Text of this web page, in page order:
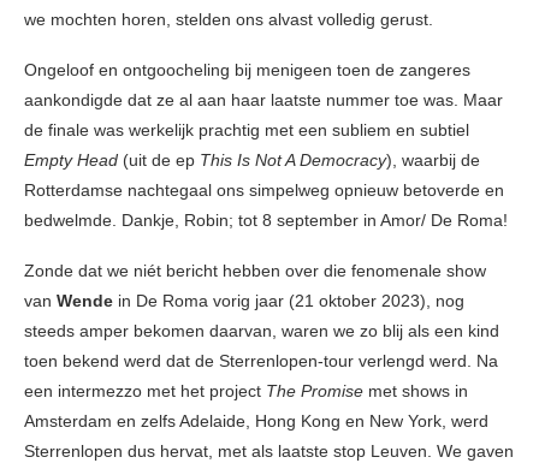
we mochten horen, stelden ons alvast volledig gerust.
Ongeloof en ontgoocheling bij menigeen toen de zangeres
aankondigde dat ze al aan haar laatste nummer toe was. Maar
de finale was werkelijk prachtig met een subliem en subtiel
Empty Head (uit de ep This Is Not A Democracy), waarbij de
Rotterdamse nachtegaal ons simpelweg opnieuw betoverde en
bedwelmde. Dankje, Robin; tot 8 september in Amor/ De Roma!
Zonde dat we niét bericht hebben over die fenomenale show
van Wende in De Roma vorig jaar (21 oktober 2023), nog
steeds amper bekomen daarvan, waren we zo blij als een kind
toen bekend werd dat de Sterrenlopen-tour verlengd werd. Na
een intermezzo met het project The Promise met shows in
Amsterdam en zelfs Adelaide, Hong Kong en New York, werd
Sterrenlopen dus hervat, met als laatste stop Leuven. We gaven